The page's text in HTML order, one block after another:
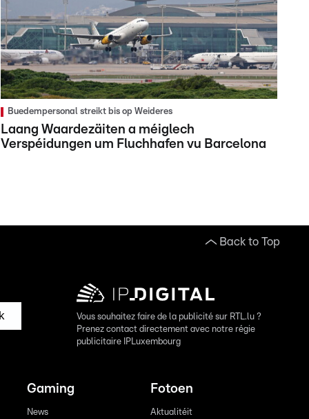
Buedempersonal streikt bis op Weideres
Laang Waardezäiten a méiglech
Verspéidungen um Fluchhafen vu Barcelona
Back to Top
Vous souhaitez faire de la publicité sur RTL.lu ?
Prenez contact directement avec notre régie
publicitaire IPLuxembourg
Gaming
News
Fotoen
Aktualitéit